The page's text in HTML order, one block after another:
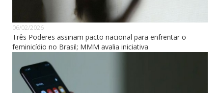
06/02/2026
Três Poderes assinam pacto nacional para enfrentar o
feminicídio no Brasil; MMM avalia iniciativa